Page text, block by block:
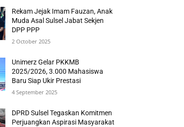
Rekam Jejak Imam Fauzan, Anak
Muda Asal Sulsel Jabat Sekjen
DPP PPP
2 October 2025
Unimerz Gelar PKKMB
2025/2026, 3.000 Mahasiswa
Baru Siap Ukir Prestasi
4 September 2025
DPRD Sulsel Tegaskan Komitmen
Perjuangkan Aspirasi Masyarakat